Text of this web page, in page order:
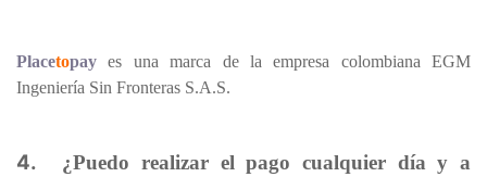
Placetopay es una marca de la empresa colombiana EGM
Ingeniería Sin Fronteras S.A.S.
4.
¿Puedo realizar el pago cualquier día y a